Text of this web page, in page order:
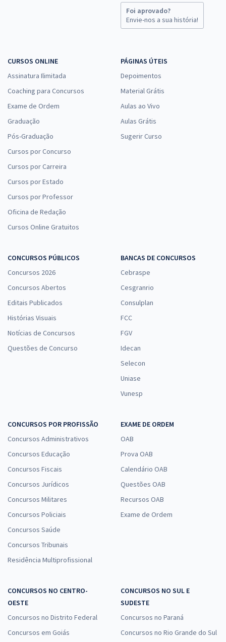
Foi aprovado?
Envie-nos a sua história!
CURSOS ONLINE
Assinatura Ilimitada
Coaching para Concursos
Exame de Ordem
Graduação
Pós-Graduação
Cursos por Concurso
Cursos por Carreira
Cursos por Estado
Cursos por Professor
Oficina de Redação
Cursos Online Gratuitos
PÁGINAS ÚTEIS
Depoimentos
Material Grátis
Aulas ao Vivo
Aulas Grátis
Sugerir Curso
CONCURSOS PÚBLICOS
Concursos 2026
Concursos Abertos
Editais Publicados
Histórias Visuais
Notícias de Concursos
Questões de Concurso
BANCAS DE CONCURSOS
Cebraspe
Cesgranrio
Consulplan
FCC
FGV
Idecan
Selecon
Uniase
Vunesp
CONCURSOS POR PROFISSÃO
Concursos Administrativos
Concursos Educação
Concursos Fiscais
Concursos Jurídicos
Concursos Militares
Concursos Policiais
Concursos Saúde
Concursos Tribunais
Residência Multiprofissional
EXAME DE ORDEM
OAB
Prova OAB
Calendário OAB
Questões OAB
Recursos OAB
Exame de Ordem
CONCURSOS NO CENTRO-
OESTE
Concursos no Distrito Federal
Concursos em Goiás
CONCURSOS NO SUL E
SUDESTE
Concursos no Paraná
Concursos no Rio Grande do Sul